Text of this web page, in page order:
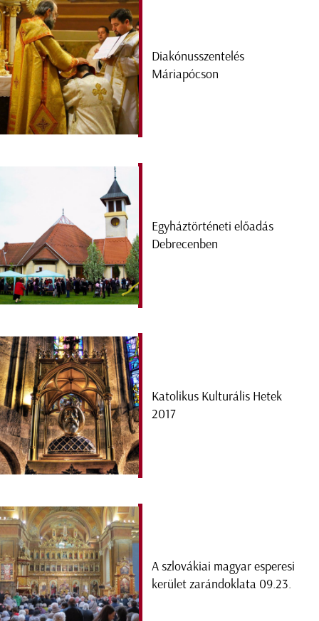
Diakónusszentelés
Máriapócson
Egyháztörténeti előadás
Debrecenben
Katolikus Kulturális Hetek
2017
A szlovákiai magyar esperesi
kerület zarándoklata 09.23.